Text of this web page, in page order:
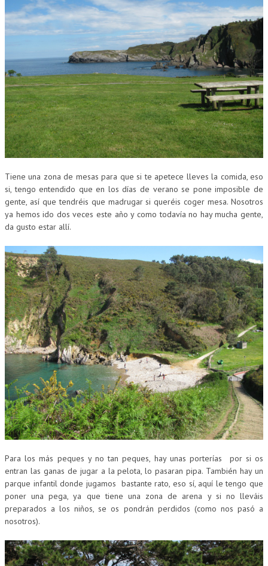
Tiene una zona de mesas para que si te apetece lleves la comida, eso
si, tengo entendido que en los días de verano se pone imposible de
gente, así que tendréis que madrugar si queréis coger mesa. Nosotros
ya hemos ido dos veces este año y como todavía no hay mucha gente,
da gusto estar allí.
Para los más peques y no tan peques, hay unas porterías por si os
entran las ganas de jugar a la pelota, lo pasaran pipa. También hay un
parque infantil donde jugamos bastante rato, eso sí, aquí le tengo que
poner una pega, ya que tiene una zona de arena y si no lleváis
preparados a los niños, se os pondrán perdidos (como nos pasó a
nosotros).